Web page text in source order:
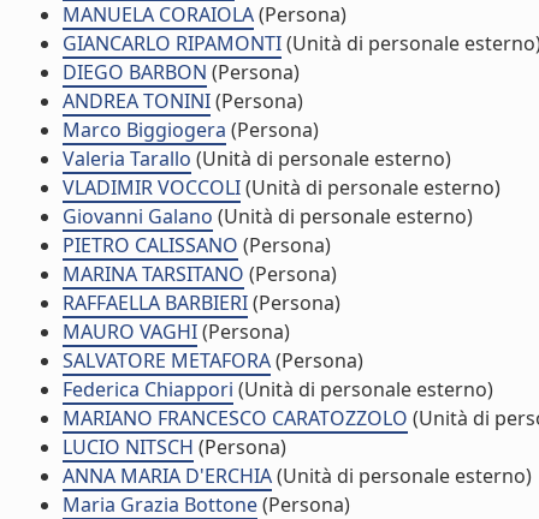
MANUELA CORAIOLA(Persona)
GIANCARLO RIPAMONTI(Unità di personale
DIEGO BARBON (Persona)
ANDREA TONINI(Persona)
Marco Biggiogera (Persona)
Valeria Tarallo (Unità di personale esterno)
VLADIMIR VOCCOLI(Unità di personale esterno)
Giovanni Galano (Unità di personale esterno)
PIETRO CALISSANO (Persona)
MARINA TARSITANO (Persona)
RAFFAELLA BARBIERI(Persona)
MAURO VAGHI(Persona)
SALVATORE METAFORA(Persona)
Federica Chiappori (Unità di personale esterno)
MARIANO FRANCESCO CARATOZZOLO (Unità di
LUCIO NITSCH (Persona)
ANNA MARIA D'ERCHIA(Unità di personale esterno)
Maria Grazia Bottone(Persona)